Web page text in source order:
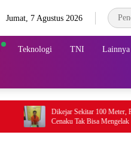
Jumat, 7 Agustus 2026
Teknologi TNI Lainnya
Dikejar Sekitar 100 Meter, Pengedar
Cenaku Tak Bisa Mengelak